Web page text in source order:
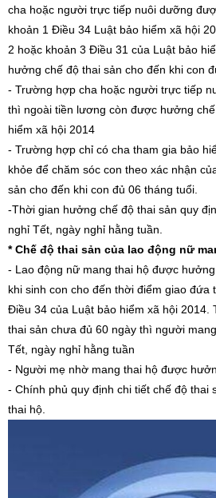
cha hoặc người trực tiếp nuôi dưỡng
khoản 1 Điều 34 Luật bảo hiểm xã hội
2 hoặc khoản 3 Điều 31 của Luật bảo
hưởng chế độ thai sản cho đến khi con
- Trường hợp cha hoặc người trực tiếp
thì ngoài tiền lương còn được hưởng
hiểm xã hội 2014
- Trường hợp chỉ có cha tham gia bảo
khỏe để chăm sóc con theo xác nhận
sản cho đến khi con đủ 06 tháng tuổi.
-Thời gian hưởng chế độ thai sản quy
nghỉ Tết, ngày nghỉ hằng tuần.
* Chế độ thai sản của lao động nữ
- Lao động nữ mang thai hộ được
khi sinh con cho đến thời điểm giao
Điều 34 của Luật bảo hiểm xã hội
thai sản chưa đủ 60 ngày thì người
Tết, ngày nghỉ hằng tuần
- Người mẹ nhờ mang thai hộ được
- Chính phủ quy định chi tiết chế độ
thai hộ.